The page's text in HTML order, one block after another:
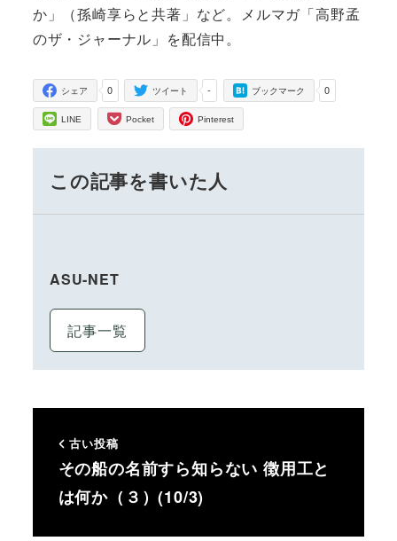
か」（孫崎享らと共著」など。メルマガ「高野孟
のザ・ジャーナル」を配信中。
0
シェア -
ツイート 0
ブックマーク
LINE Pocket Pinterest
この記事を書いた人
ASU-NET
記事一覧
古い投稿
その船の名前すら知らない 徴用工と
は何か（３）(10/3)